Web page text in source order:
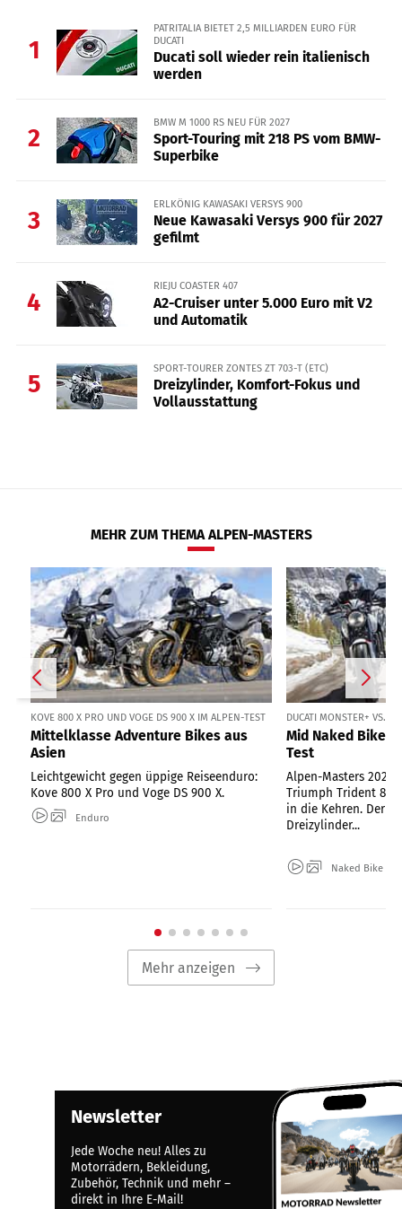
1
PATRITALIA BIETET 2,5 MILLIARDEN EURO FÜR
DUCATI
Ducati soll wieder rein italienisch
werden
2
BMW M 1000 RS NEU FÜR 2027
Sport-Touring mit 218 PS vom BMW-
Superbike
3
ERLKÖNIG KAWASAKI VERSYS 900
Neue Kawasaki Versys 900 für 2027
gefilmt
4
RIEJU COASTER 407
A2-Cruiser unter 5.000 Euro mit V2
und Automatik
5
SPORT-TOURER ZONTES ZT 703-T (ETC)
Dreizylinder, Komfort-Fokus und
Vollausstattung
MEHR ZUM THEMA ALPEN-MASTERS
KOVE 800 X PRO UND VOGE DS 900 X IM ALPEN-TEST
Mittelklasse Adventure Bikes aus
Asien
Leichtgewicht gegen üppige Reiseenduro:
Kove 800 X Pro und Voge DS 900 X.
Enduro
DUCATI MONSTER+ VS.
Mid Naked Bikes
Test
Alpen-Masters
Triumph Trident
in die Kehren. Der
Dreizylinder...
Naked Bike
Mehr anzeigen
Newsletter
Jede Woche neu! Alles zu
Motorrädern, Bekleidung,
Zubehör, Technik und mehr –
direkt in Ihre E-Mail!